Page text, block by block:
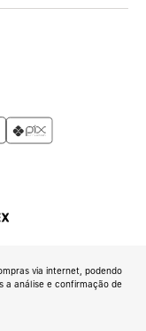
via internet, podendo
a análise e confirmação de